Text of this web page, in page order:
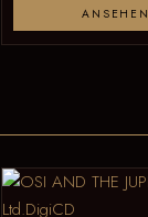
ANSEHEN